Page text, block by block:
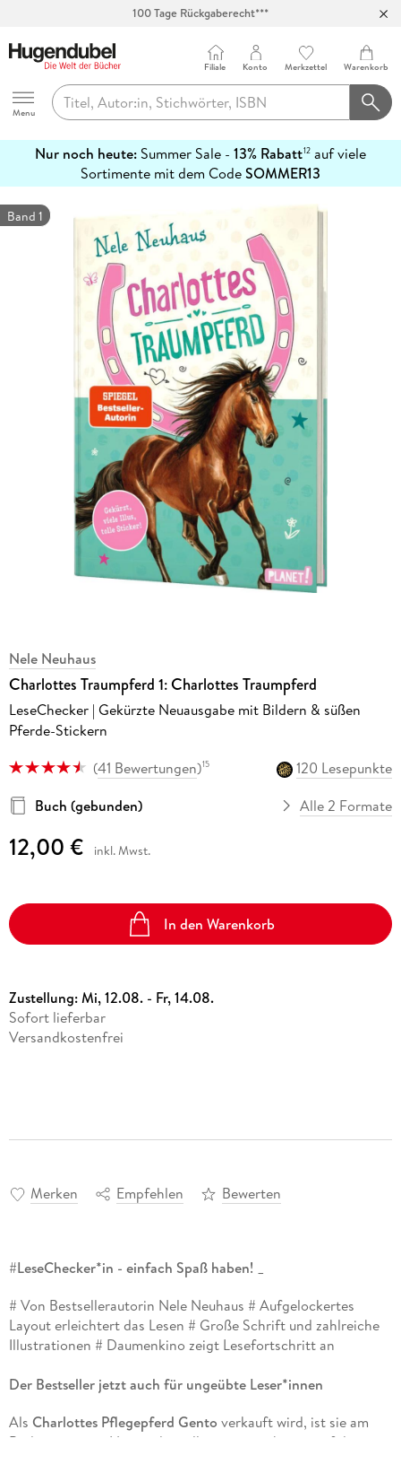
Hugendubel
Menu
Filiale Konto Merkzettel Warenkorb
Nur noch heute: Summer Sale - 13% Rabatt12 auf viele
Sortimente mit dem CodeSOMMER13
erfahren
Band 1
Nele Neuhaus
Charlottes Traumpferd 1: Charlottes Traumpferd
LeseChecker | Gekürzte Neuausgabe mit Bildern & süßen
Pferde-Stickern
(41 Bewertungen)15
120 Lesepunkte
Buch (gebunden)
Alle 2 Formate
12,00 € inkl. Mwst.
In den Warenkorb
Zustellung:Mi, 12.08. - Fr, 14.08.
Sofort lieferbar
Versandkostenfrei
Merken Empfehlen Bewerten
#LeseChecker*in - einfach Spaß haben! _
# Von Bestsellerautorin Nele Neuhaus # Aufgelockertes
Layout erleichtert das Lesen # Große Schrift und zahlreiche
Illustrationen # Daumenkino zeigt Lesefortschritt an
Der Bestseller jetzt auch für ungeübte Leser*innen
Als Charlottes Pflegepferd Gento verkauft wird, ist sie am
Boden zerstört. Nie wieder will sie reiten - bis sie auf der